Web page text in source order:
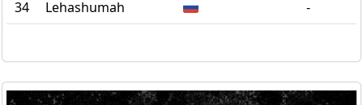
34
Lehashumah -